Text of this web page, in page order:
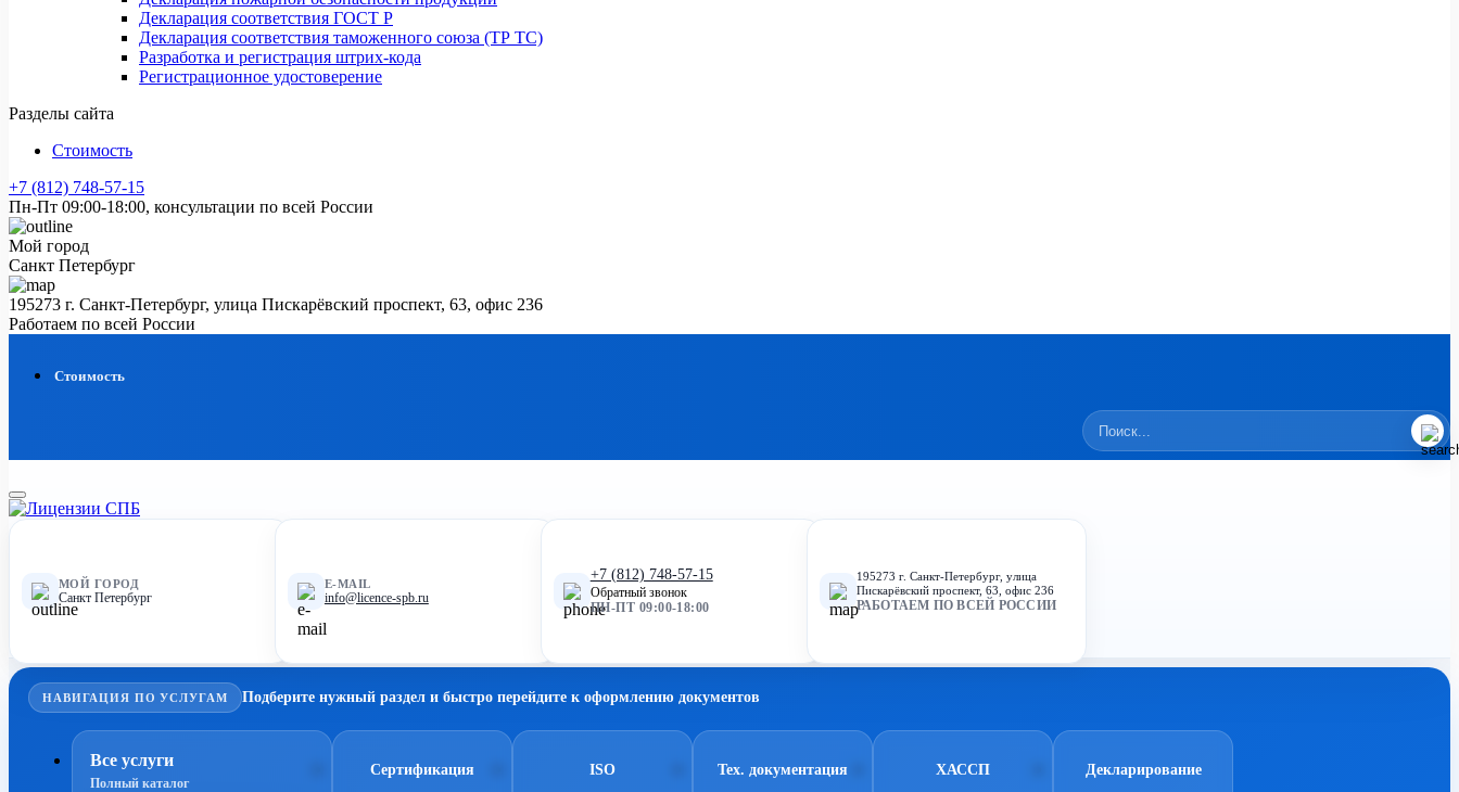
Декларация соответствия ГОСТ Р
Декларация соответствия таможенного союза (ТР ТС)
Разработка и регистрация штрих-кода
Регистрационное удостоверение
Разделы сайта
Стоимость
+7 (812) 748-57-15
Пн-Пт 09:00-18:00, консультации по всей России
Мой город
Санкт Петербург
195273 г. Санкт-Петербург, улица Пискарёвский проспект, 63, офис 236
Работаем по всей России
Стоимость
МОЙ ГОРОД
Санкт Петербург
E-MAIL
info@licence-spb.ru
+7 (812) 748-57-15
Обратный звонок
ПН-ПТ 09:00-18:00
195273 г. Санкт-Петербург, улица
Пискарёвский проспект, 63, офис 236
РАБОТАЕМ ПО ВСЕЙ РОССИИ
НАВИГАЦИЯ ПО УСЛУГАМ Подберите нужный раздел и быстро перейдите к оформлению документов
Все услуги
Полный каталог
Сертификация ISO Тех. документация ХАССП Декларирование